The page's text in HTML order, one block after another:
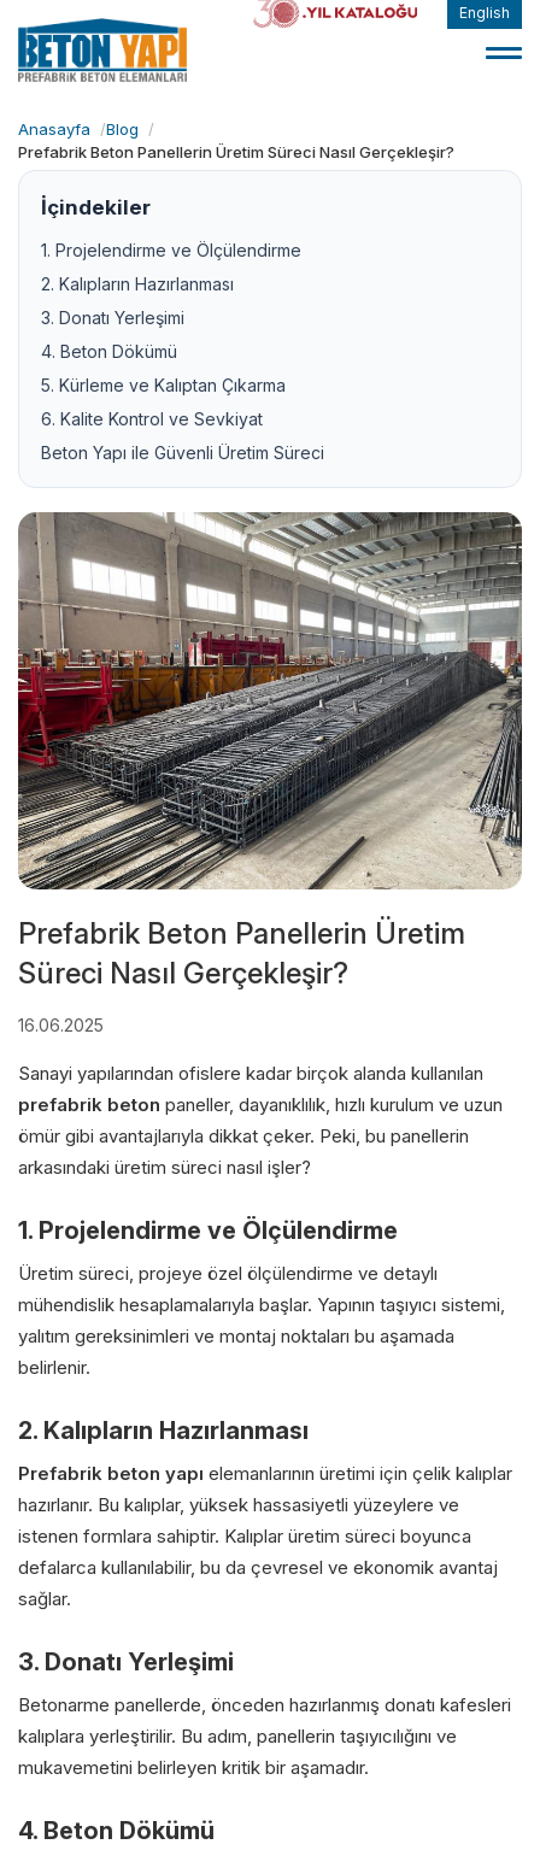
English
Anasayfa
Blog
Prefabrik Beton Panellerin Üretim Süreci Nasıl Gerçekleşir?
İçindekiler
1. Projelendirme ve Ölçülendirme
2. Kalıpların Hazırlanması
3. Donatı Yerleşimi
4. Beton Dökümü
5. Kürleme ve Kalıptan Çıkarma
6. Kalite Kontrol ve Sevkiyat
Beton Yapı ile Güvenli Üretim Süreci
Prefabrik Beton Panellerin Üretim
Süreci Nasıl Gerçekleşir?
16.06.2025
Sanayi yapılarından ofislere kadar birçok alanda kullanılan
prefabrik beton paneller, dayanıklılık, hızlı kurulum ve uzun
ömür gibi avantajlarıyla dikkat çeker. Peki, bu panellerin
arkasındaki üretim süreci nasıl işler?
1. Projelendirme ve Ölçülendirme
Üretim süreci, projeye özel ölçülendirme ve detaylı
mühendislik hesaplamalarıyla başlar. Yapının taşıyıcı sistemi,
yalıtım gereksinimleri ve montaj noktaları bu aşamada
belirlenir.
2. Kalıpların Hazırlanması
Prefabrik beton yapı elemanlarının üretimi için çelik kalıplar
hazırlanır. Bu kalıplar, yüksek hassasiyetli yüzeylere ve
istenen formlara sahiptir. Kalıplar üretim süreci boyunca
defalarca kullanılabilir, bu da çevresel ve ekonomik avantaj
sağlar.
3. Donatı Yerleşimi
Betonarme panellerde, önceden hazırlanmış donatı kafesleri
kalıplara yerleştirilir. Bu adım, panellerin taşıyıcılığını ve
mukavemetini belirleyen kritik bir aşamadır.
4. Beton Dökümü